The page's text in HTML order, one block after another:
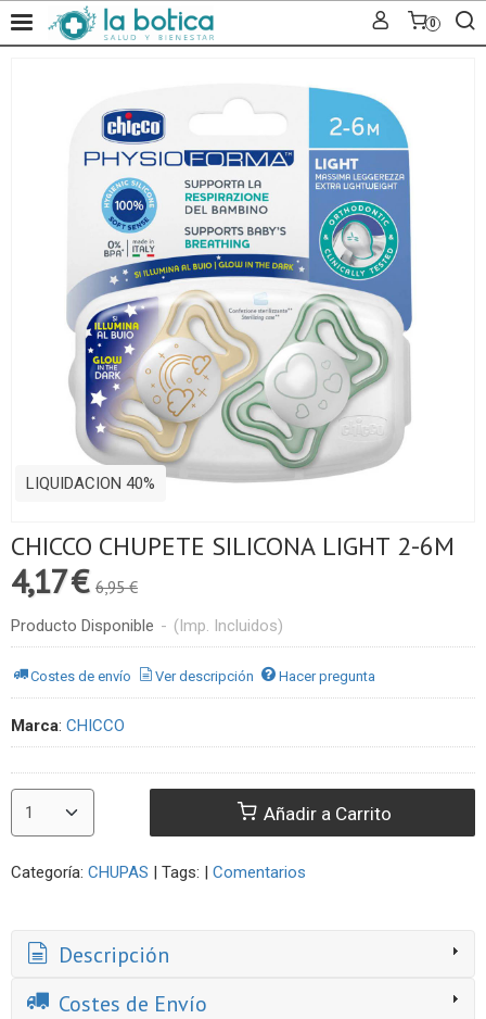
0
LIQUIDACION 40%
CHICCO CHUPETE SILICONA LIGHT 2-6M
4,17 € 6,95 €
Producto Disponible - (Imp. Incluidos)
Costes de envío Ver descripción Hacer pregunta
Marca: CHICCO
Añadir a Carrito
Categoría: CHUPAS | Tags: | Comentarios
Descripción
Costes de Envío